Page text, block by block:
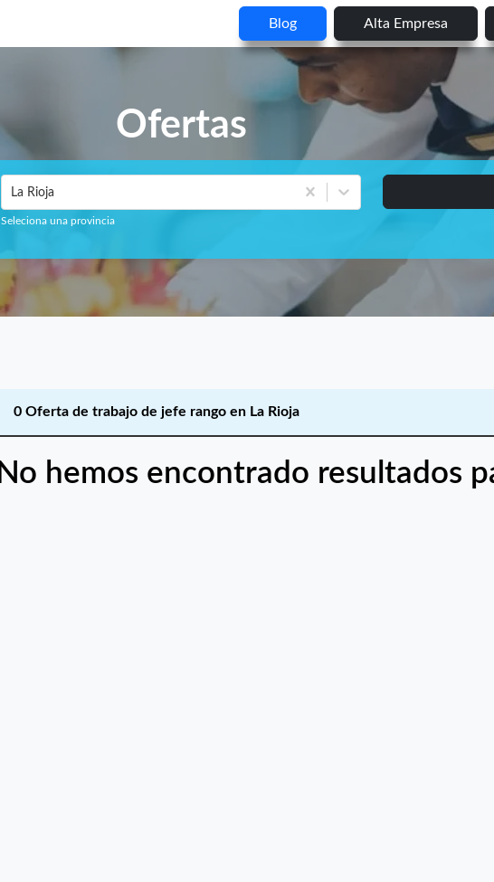
Blog Alta Empresa
Ofertas
La Rioja
Seleciona una provincia
0 Oferta de trabajo de jefe rango en La Rioja
No hemos encontrado resultados